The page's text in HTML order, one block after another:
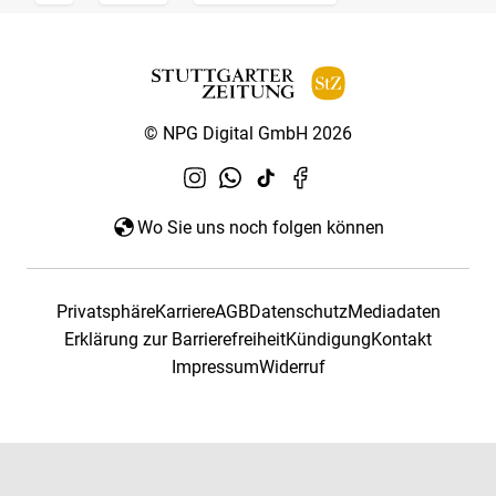
© NPG Digital GmbH 2026
Wo Sie uns noch folgen können
PrivatsphäreKarriereAGBDatenschutzMediadaten
Erklärung zur BarrierefreiheitKündigungKontakt
ImpressumWiderruf